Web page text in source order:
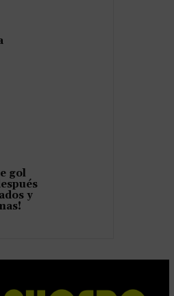
gol
y